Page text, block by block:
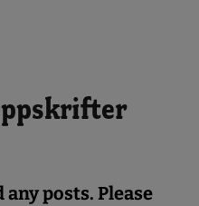
posts. Please